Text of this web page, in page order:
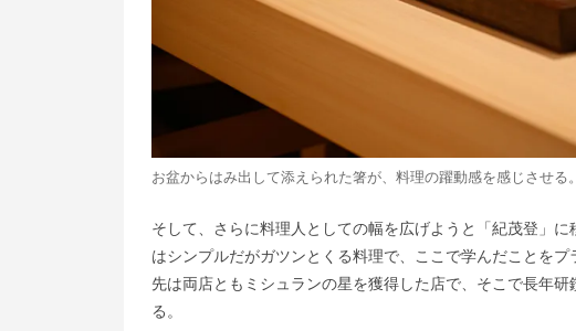
お盆からはみ出して添えられた箸が、料理の躍動感を感じさせる。
そして、さらに料理人としての幅を広げようと「紀茂登」
はシンプルだがガツンとくる料理で、ここで学んだことを
先は両店ともミシュランの星を獲得した店で、そこで長年
る。